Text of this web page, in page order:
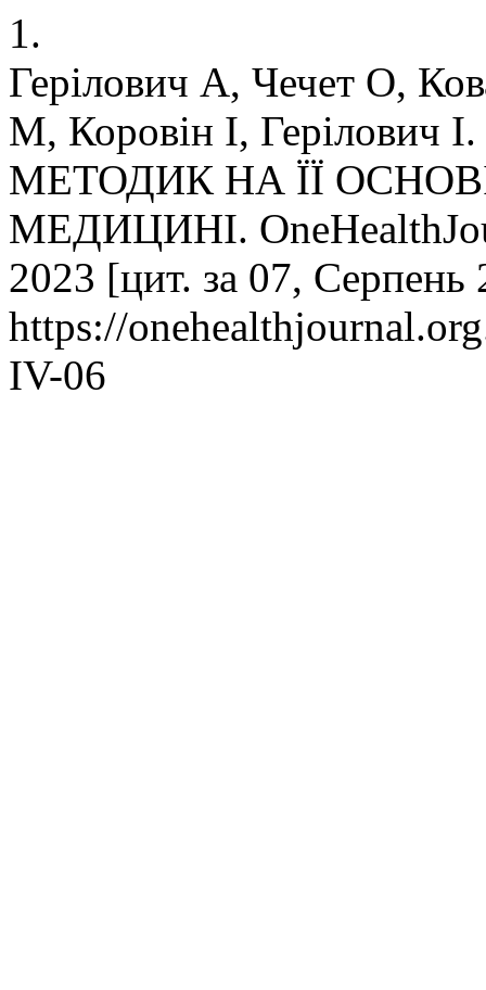
1.
Герілович А, Чечет О,
М, Коровін І,
МЕТОДИК НА ЇЇ
МЕДИЦИНІ.
2023 [цит. за 07,
https://
IV-06